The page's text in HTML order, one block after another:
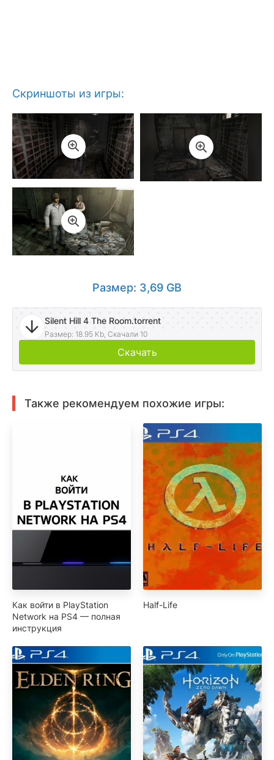
Скриншоты из игры:
Размер: 3,69 GB
Silent Hill 4 The Room.torrent
Размер: 18.95 Kb, Скачали 10
Скачать
Также рекомендуем похожие игры:
Как войти в PlayStation
Network на PS4 — полная
инструкция
Half-Life